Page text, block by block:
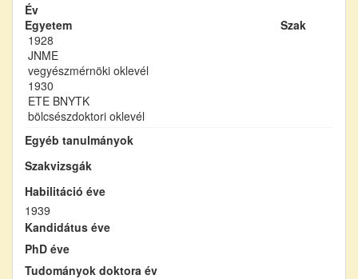
Év
Egyetem
Szak
1928
JNME
vegyészmérnöki oklevél
1930
ETE BNYTK
bölcsészdoktori oklevél
Egyéb tanulmányok
Szakvizsgák
Habilitáció éve
1939
Kandidátus éve
PhD éve
Tudományok doktora év